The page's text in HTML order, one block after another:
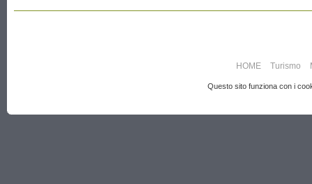
HOME Turismo
Questo sito funziona con i